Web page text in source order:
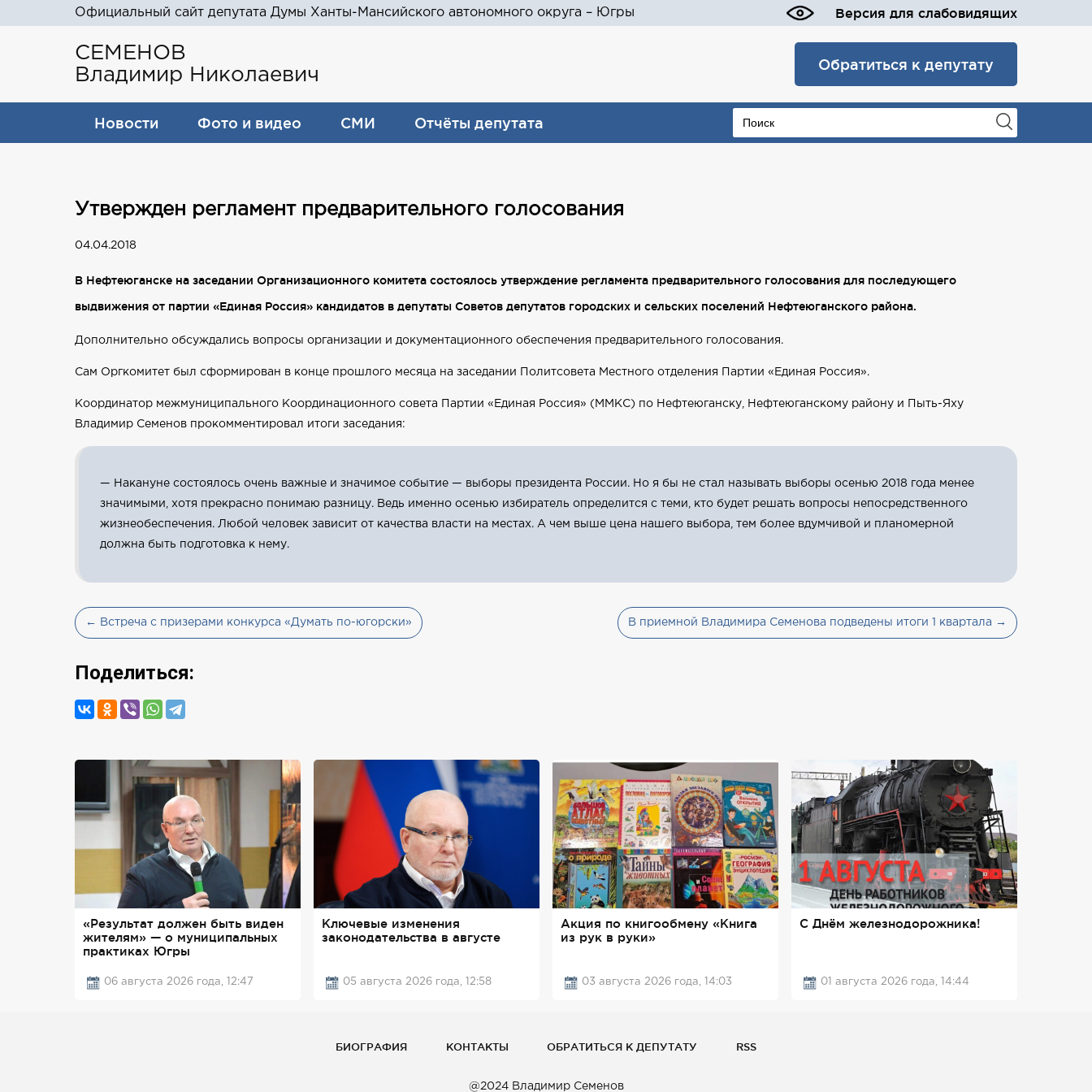
Официальный сайт депутата Думы Ханты-Мансийского автономного округа – Югры Версия для слабовидящих
СЕМЕНОВ
Владимир Николаевич
Обратиться к депутату
Новости Фото и видео СМИ Отчёты депутата
Утвержден регламент предварительного голосования
04.04.2018
В Нефтеюганске на заседании Организационного комитета состоялось утверждение регламента предварительного голосования для последующего
выдвижения от партии «Единая Россия» кандидатов в депутаты Советов депутатов городских и сельских поселений Нефтеюганского района.
Дополнительно обсуждались вопросы организации и документационного обеспечения предварительного голосования.
Сам Оргкомитет был сформирован в конце прошлого месяца на заседании Политсовета Местного отделения Партии «Единая Россия».
Координатор межмуниципального Координационного совета Партии «Единая Россия» (ММКС) по Нефтеюганску, Нефтеюганскому району и Пыть-Яху
Владимир Семенов прокомментировал итоги заседания:
— Накануне состоялось очень важные и значимое событие — выборы президента России. Но я бы не стал называть выборы осенью 2018 года менее
значимыми, хотя прекрасно понимаю разницу. Ведь именно осенью избиратель определится с теми, кто будет решать вопросы непосредственного
жизнеобеспечения. Любой человек зависит от качества власти на местах. А чем выше цена нашего выбора, тем более вдумчивой и планомерной
должна быть подготовка к нему.
← Встреча с призерами конкурса «Думать по-югорски» В приемной Владимира Семенова подведены итоги 1 квартала →
Поделиться:
«Результат должен быть виден
жителям» — о муниципальных
практиках Югры
06 августа 2026 года, 12:47
Ключевые изменения
законодательства в августе
05 августа 2026 года, 12:58
Акция по книгообмену «Книга
из рук в руки»
03 августа 2026 года, 14:03
С Днём железнодорожника!
01 августа 2026 года, 14:44
БИОГРАФИЯ КОНТАКТЫ ОБРАТИТЬСЯ К ДЕПУТАТУ RSS
@2024 Владимир Семенов